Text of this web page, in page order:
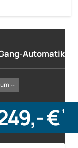
Automatik
--
€ 1